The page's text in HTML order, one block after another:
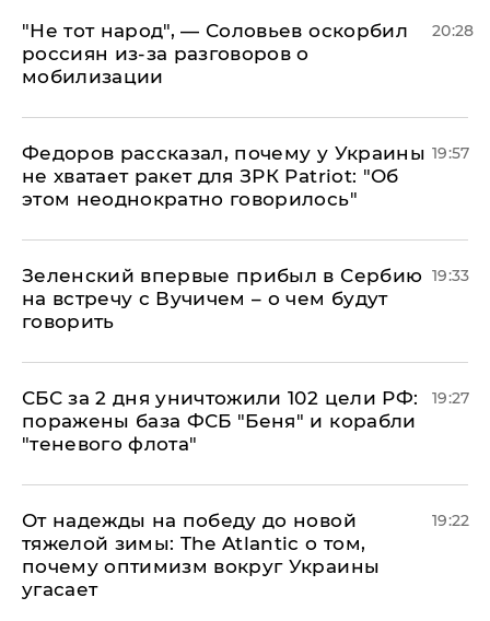
​"Не тот народ", — Соловьев оскорбил
россиян из-за разговоров о
мобилизации
20:28
Федоров рассказал, почему у Украины
не хватает ракет для ЗРК Patriot: "Об
этом неоднократно говорилось"
19:57
Зеленский впервые прибыл в Сербию
на встречу с Вучичем – о чем будут
говорить
19:33
СБС за 2 дня уничтожили 102 цели РФ:
поражены база ФСБ "Беня" и корабли
"теневого флота"
19:27
От надежды на победу до новой
тяжелой зимы: The Atlantic о том,
почему оптимизм вокруг Украины
угасает
19:22